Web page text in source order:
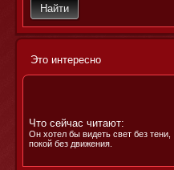
Этο интереснο
Что сейчас читают:
Он хотел бы видеть свет без тени,
покой без движения.